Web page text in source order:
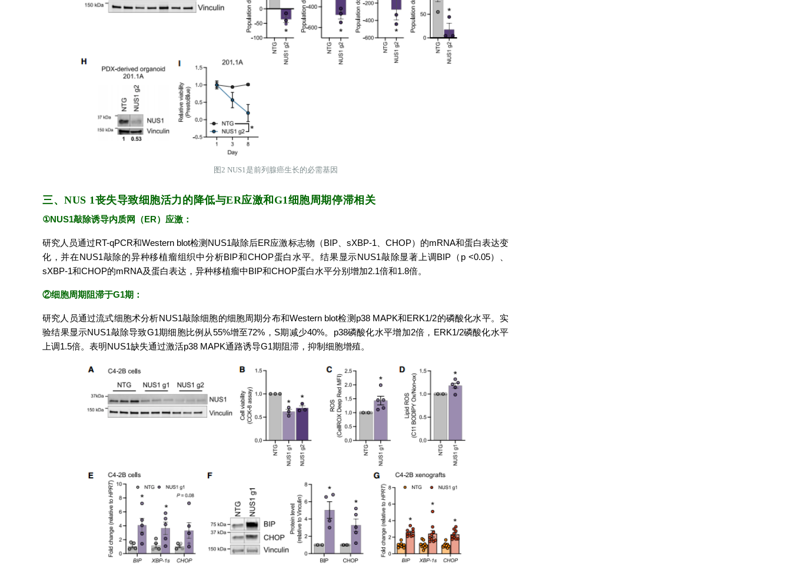
图2 NUS1是前列腺癌生长的必需基因
三、NUS 1丧失导致细胞活力的降低与ER应激和G1细胞周期停滞相关
①NUS1敲除诱导内质网（ER）应激：
研究人员通过RT-qPCR和Western blot检测NUS1敲除后ER应激标志物（BIP、sXBP-1、CHOP）的mRNA和蛋白表达变
化，并在NUS1敲除的异种移植瘤组织中分析BIP和CHOP蛋白水平。结果显示NUS1敲除显著上调BIP（p <0.05）、
sXBP-1和CHOP的mRNA及蛋白表达，异种移植瘤中BIP和CHOP蛋白水平分别增加2.1倍和1.8倍。
②细胞周期阻滞于G1期：
研究人员通过流式细胞术分析NUS1敲除细胞的细胞周期分布和Western blot检测p38 MAPK和ERK1/2的磷酸化水平。实
验结果显示NUS1敲除导致G1期细胞比例从55%增至72%，S期减少40%。p38磷酸化水平增加2倍，ERK1/2磷酸化水平
上调1.5倍。表明NUS1缺失通过激活p38 MAPK通路诱导G1期阻滞，抑制细胞增殖。